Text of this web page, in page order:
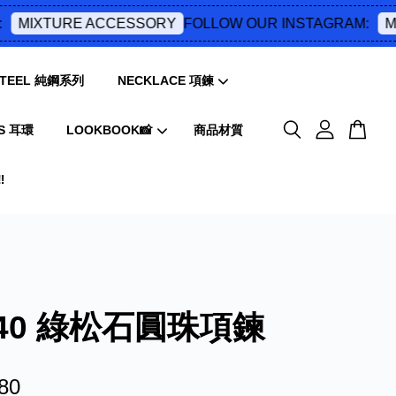
MIXTURE ACCESSORY FOLLOW OUR INSTAGRAM:
純鋼系列 NECKLACE 項鍊
耳環 LOOKBOOK📸 商品材質
綠松石圓珠項鍊